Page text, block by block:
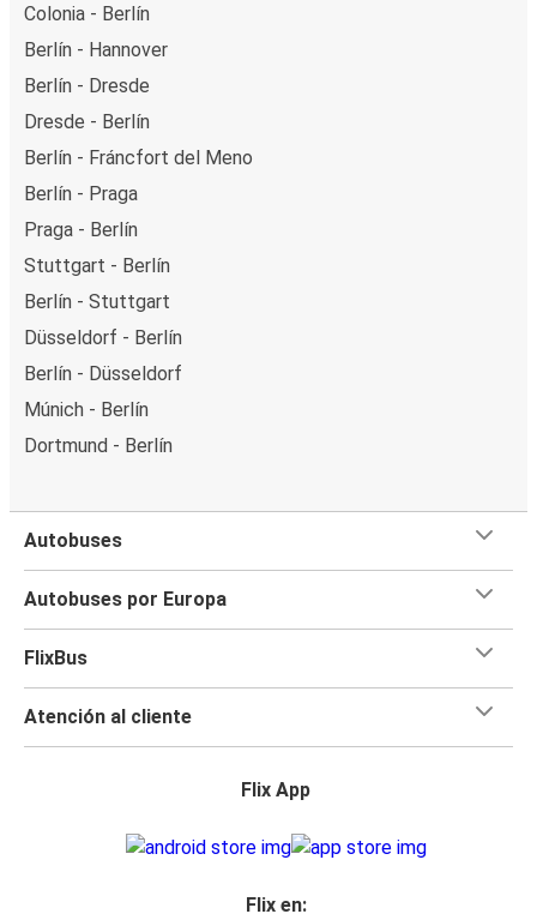
Colonia - Berlín
Berlín - Hannover
Berlín - Dresde
Dresde - Berlín
Berlín - Fráncfort del Meno
Berlín - Praga
Praga - Berlín
Stuttgart - Berlín
Berlín - Stuttgart
Düsseldorf - Berlín
Berlín - Düsseldorf
Múnich - Berlín
Dortmund - Berlín
Autobuses
Autobuses por Europa
FlixBus
Atención al cliente
Flix App
Flix en: